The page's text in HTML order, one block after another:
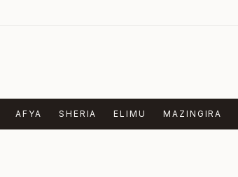
AFYA SHERIA ELIMU MAZINGIRA